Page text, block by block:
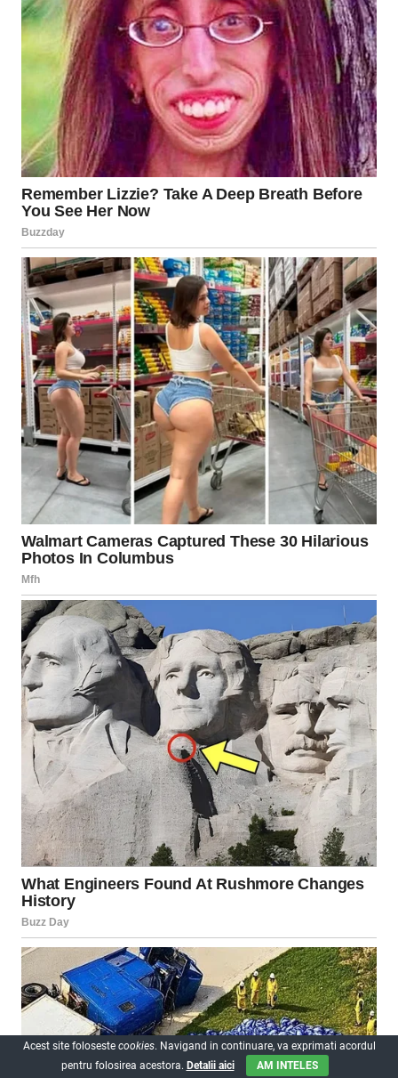
Acest site foloseste cookies. Navigand in continuare, va exprimati acordul
pentru folosirea acestora. Detalii aici AM INTELES